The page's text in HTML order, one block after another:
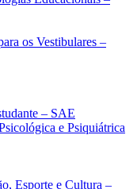
os Vestibulares –
– SAE
e Psiquiátrica
Esporte e Cultura –